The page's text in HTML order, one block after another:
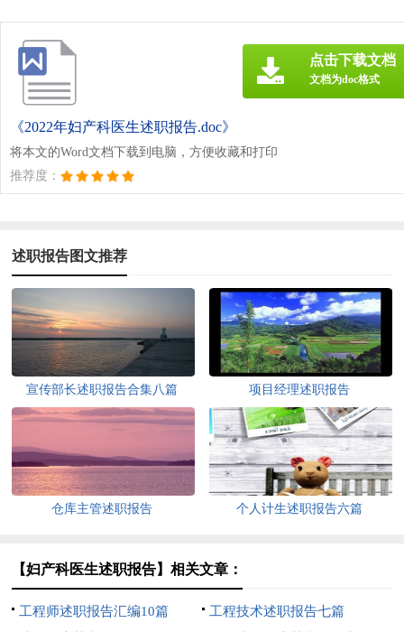
《2022年妇产科医生述职报告.doc》
将本文的Word文档下载到电脑，方便收藏和打印
推荐度：
点击下载文档
文档为doc格式
述职报告图文推荐
宣传部长述职报告合集八篇 项目经理述职报告
仓库主管述职报告 个人计生述职报告六篇
【妇产科医生述职报告】相关文章：
工程师述职报告汇编10篇
工程技术述职报告七篇